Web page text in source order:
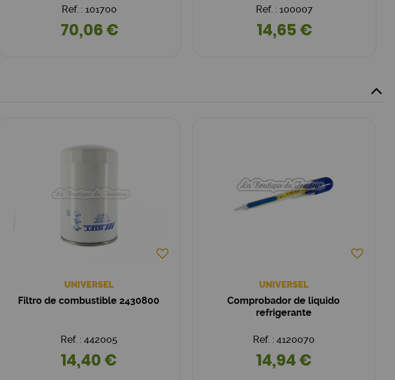
Ref. : 101700
70,06 €
Ref. : 100007
14,65 €
UNIVERSEL
Filtro de combustible 2430800
Ref. : 442005
14,40 €
UNIVERSEL
Comprobador de liquido
refrigerante
Ref. : 4120070
14,94 €